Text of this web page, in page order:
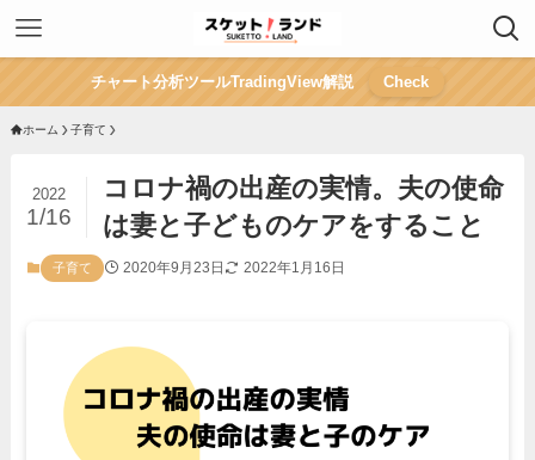
チャート分析ツールTradingView解説 Check
ホーム 子育て
コロナ禍の出産の実情。夫の使命
は妻と子どものケアをすること
2022
1/16
子育て 2020年9月23日 2022年1月16日